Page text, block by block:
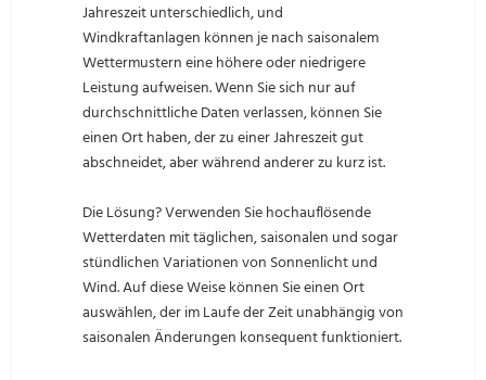
Jahreszeit unterschiedlich, und
Windkraftanlagen können je nach saisonalem
Wettermustern eine höhere oder niedrigere
Leistung aufweisen. Wenn Sie sich nur auf
durchschnittliche Daten verlassen, können Sie
einen Ort haben, der zu einer Jahreszeit gut
abschneidet, aber während anderer zu kurz ist.
Die Lösung? Verwenden Sie hochauflösende
Wetterdaten mit täglichen, saisonalen und sogar
stündlichen Variationen von Sonnenlicht und
Wind. Auf diese Weise können Sie einen Ort
auswählen, der im Laufe der Zeit unabhängig von
saisonalen Änderungen konsequent funktioniert.